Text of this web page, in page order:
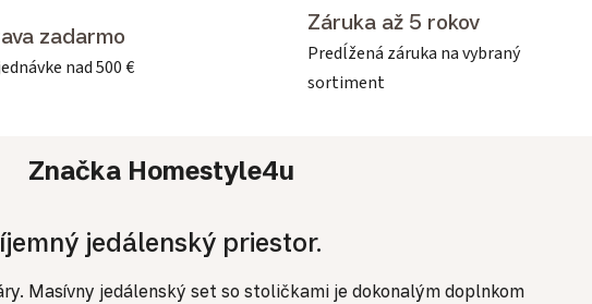
zadarmo
nad 500 €
Záruka až 5 rokov
Predĺžená záruka na vybraný
sortiment
Značka Homestyle4u
jedálenský priestor.
Masívny jedálenský set so stoličkami je dokonalým doplnkom